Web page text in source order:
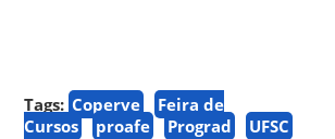
Tags: Coperve
Feira de
Cursos
proafe Prograd UFSC